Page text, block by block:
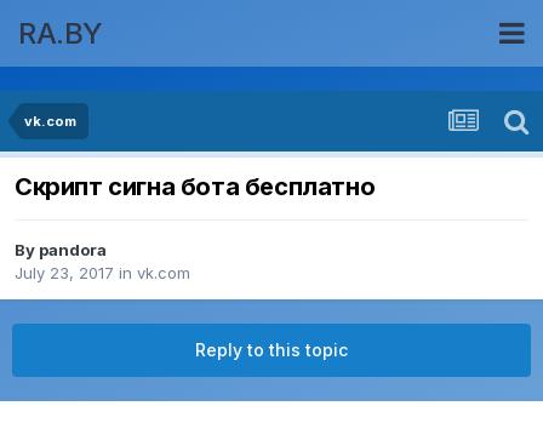
RA.BY
vk.com
Скрипт сигна бота бесплатно
By pandora
July 23, 2017 in vk.com
Reply to this topic